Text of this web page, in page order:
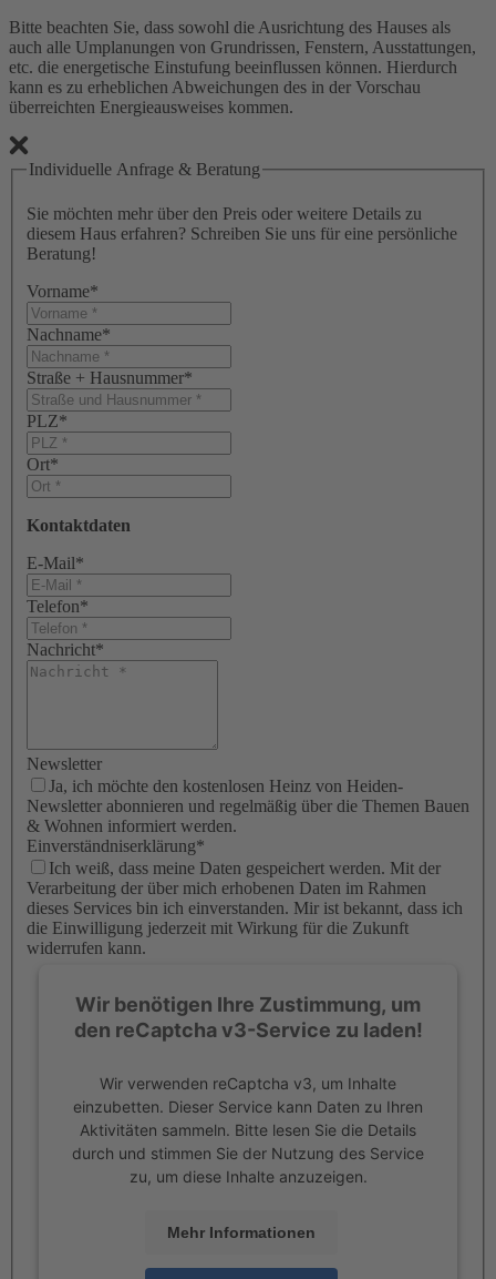
Bitte beachten Sie, dass sowohl die Ausrichtung des Hauses als
auch alle Umplanungen von Grundrissen, Fenstern, Ausstattungen,
etc. die energetische Einstufung beeinflussen können. Hierdurch
kann es zu erheblichen Abweichungen des in der Vorschau
überreichten Energieausweises kommen.
Individuelle Anfrage & Beratung
Sie möchten mehr über den Preis oder weitere Details zu
diesem Haus erfahren? Schreiben Sie uns für eine persönliche
Beratung!
Vorname*
Nachname*
Straße + Hausnummer*
PLZ*
Ort*
Kontaktdaten
E-Mail*
Telefon*
Nachricht*
Newsletter
Ja, ich möchte den kostenlosen Heinz von Heiden-
Newsletter abonnieren und regelmäßig über die Themen Bauen
& Wohnen informiert werden.
Einverständniserklärung*
Ich weiß, dass meine Daten gespeichert werden. Mit der
Verarbeitung der über mich erhobenen Daten im Rahmen
dieses Services bin ich einverstanden. Mir ist bekannt, dass ich
die Einwilligung jederzeit mit Wirkung für die Zukunft
widerrufen kann.
Wir benötigen Ihre Zustimmung, um
den reCaptcha v3-Service zu laden!
Wir verwenden reCaptcha v3, um Inhalte
einzubetten. Dieser Service kann Daten zu Ihren
Aktivitäten sammeln. Bitte lesen Sie die Details
durch und stimmen Sie der Nutzung des Service
zu, um diese Inhalte anzuzeigen.
Mehr Informationen